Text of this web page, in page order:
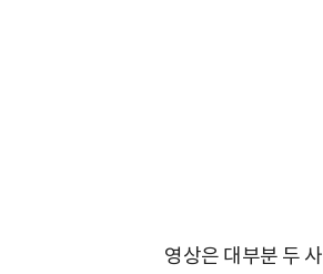
영상은 대부분 두